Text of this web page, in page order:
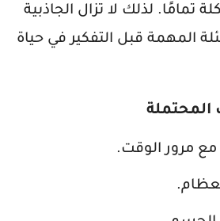
تمامًا. لذلك لا تزال الجاذبية
المهمة قبل التفكير في حياة
المحتملة
مرور الوقت.